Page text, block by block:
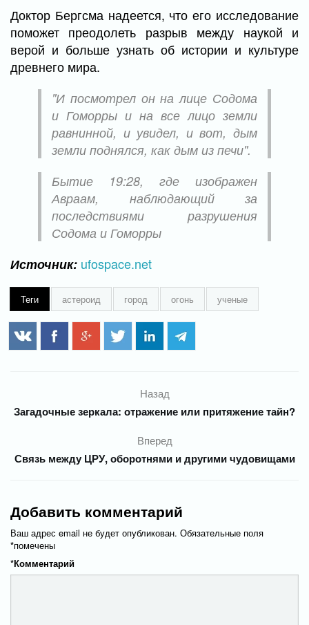
Доктор Бергсма надеется, что его исследование
поможет преодолеть разрыв между наукой и
верой и больше узнать об истории и культуре
древнего мира.
"И посмотрел он на лице Содома
и Гоморры и на все лицо земли
равнинной, и увидел, и вот, дым
земли поднялся, как дым из печи".
Бытие 19:28, где изображен
Авраам, наблюдающий за
последствиями разрушения
Содома и Гоморры
Источник: ufospace.net
Теги астероид город огонь ученые
Назад
Загадочные зеркала: отражение или притяжение тайн?
Вперед
Связь между ЦРУ, оборотнями и другими чудовищами
Добавить комментарий
Ваш адрес email не будет опубликован. Обязательные поля
помечены
*
Комментарий
*